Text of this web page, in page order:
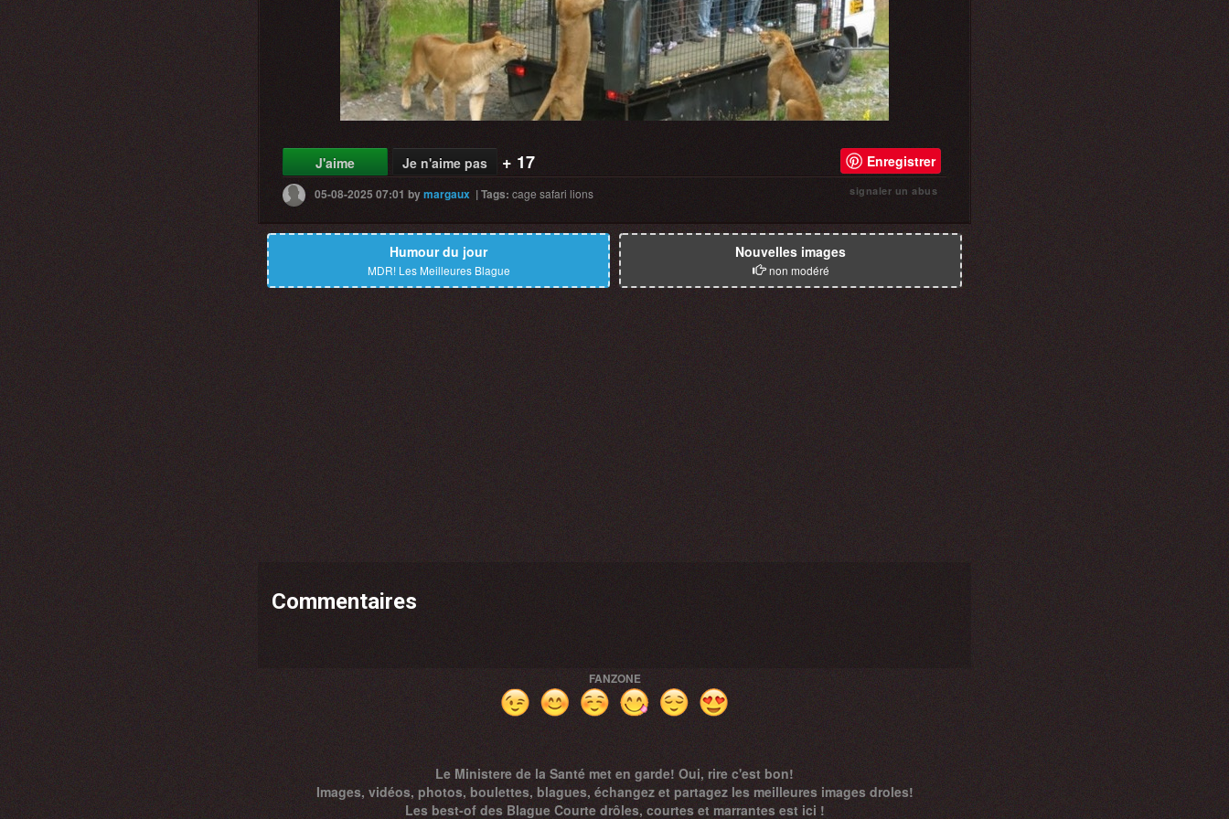
J'aime Je n'aime pas + 17 Enregistrer
05-08-2025 07:01 bymargaux |Tags: cage safari lions signaler un abus
Humour du jour
MDR! Les Meilleures Blague
Nouvelles images
non modéré
Commentaires
FANZONE
Le Ministere de la Santé met en garde! Oui, rire c'est bon!
Images, vidéos, photos, boulettes, blagues, échangez et partagez les meilleures images droles!
Les best-of des Blague Courte drôles, courtes et marrantes est ici !